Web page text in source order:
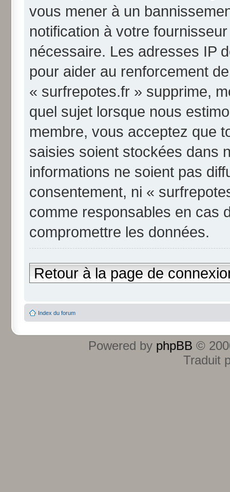
vous mener à un
notification à votre
nécessaire. Les adresses IP
pour aider au renforcement
« surfrepotes.fr » supprime,
quel sujet lorsque nous
membre, vous acceptez que
saisies soient stockées dans
informations ne soient pas
consentement, ni «
comme responsables en cas
compromettre les données.
Retour à la page de
Index du forum
Powered by phpBB ©
Traduit